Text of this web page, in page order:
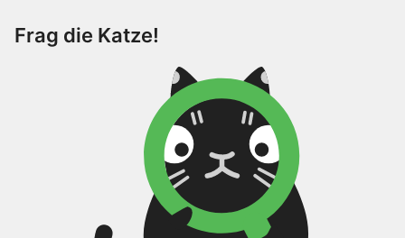
Frag die Katze!